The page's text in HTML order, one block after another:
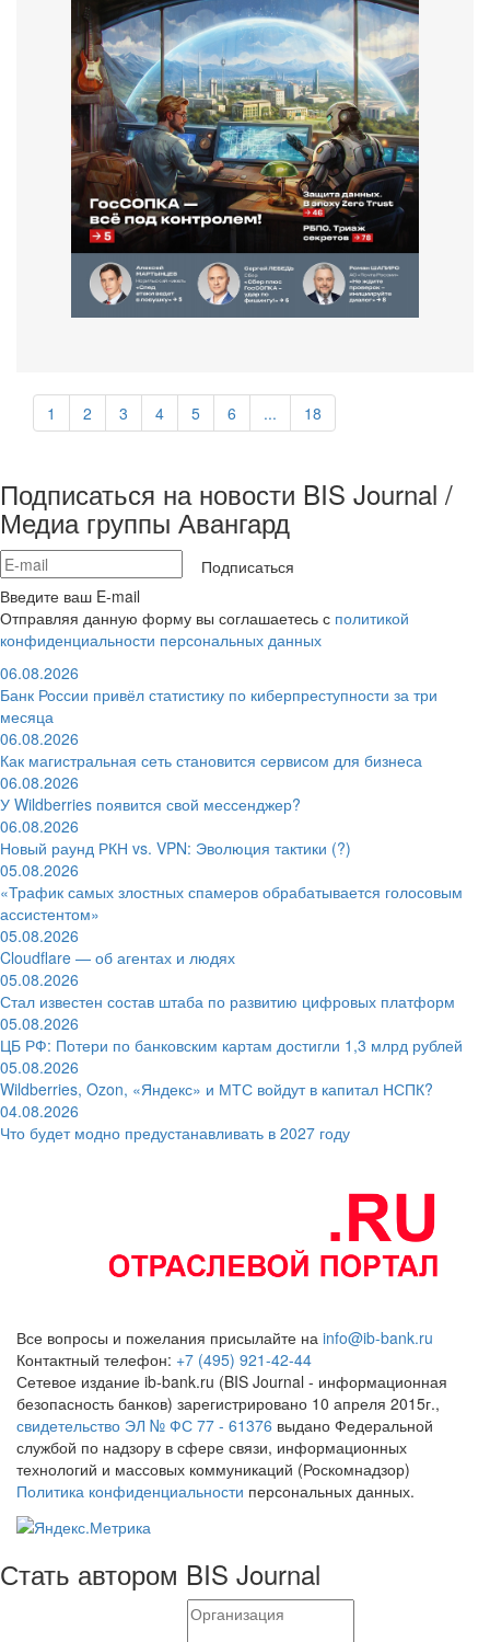
1 2 3 4 5 6 ... 18
Подписаться на новости BIS Journal /
Медиа группы Авангард
Подписаться
Введите ваш E-mail
Отправляя данную форму вы соглашаетесь с политикой
конфиденциальности персональных данных
06.08.2026
Банк России привёл статистику по киберпреступности за три
месяца
06.08.2026
Как магистральная сеть становится сервисом для бизнеса
06.08.2026
У Wildberries появится свой мессенджер?
06.08.2026
Новый раунд РКН vs. VPN: Эволюция тактики (?)
05.08.2026
«Трафик самых злостных спамеров обрабатывается голосовым
ассистентом»
05.08.2026
Cloudflare — об агентах и людях
05.08.2026
Стал известен состав штаба по развитию цифровых платформ
05.08.2026
ЦБ РФ: Потери по банковским картам достигли 1,3 млрд рублей
05.08.2026
Wildberries, Ozon, «Яндекс» и МТС войдут в капитал НСПК?
04.08.2026
Что будет модно предустанавливать в 2027 году
Все вопросы и пожелания присылайте на info@ib-bank.ru
Контактный телефон: +7 (495) 921-42-44
Сетевое издание ib-bank.ru (BIS Journal - информационная
безопасность банков) зарегистрировано 10 апреля 2015г.,
свидетельство ЭЛ № ФС 77 - 61376 выдано Федеральной
службой по надзору в сфере связи, информационных
технологий и массовых коммуникаций (Роскомнадзор)
Политика конфиденциальности персональных данных.
Стать автором BIS Journal